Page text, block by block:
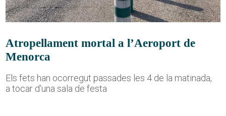
Atropellament mortal a l’Aeroport de
Menorca
Els fets han ocorregut passades les 4 de la matinada,
a tocar d'una sala de festa